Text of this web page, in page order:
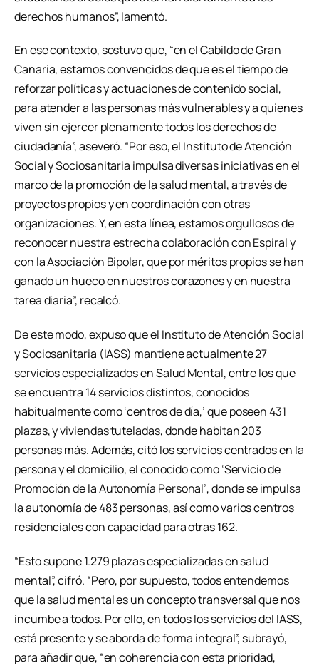
derechos humanos”, lamentó.
En ese contexto, sostuvo que, “en el Cabildo de Gran
Canaria, estamos convencidos de que es el tiempo de
reforzar políticas y actuaciones de contenido social,
para atender a las personas más vulnerables y a quienes
viven sin ejercer plenamente todos los derechos de
ciudadanía”, aseveró. “Por eso, el Instituto de Atención
Social y Sociosanitaria impulsa diversas iniciativas en el
marco de la promoción de la salud mental, a través de
proyectos propios y en coordinación con otras
organizaciones. Y, en esta línea, estamos orgullosos de
reconocer nuestra estrecha colaboración con Espiral y
con la Asociación Bipolar, que por méritos propios se han
ganado un hueco en nuestros corazones y en nuestra
tarea diaria”, recalcó.
De este modo, expuso que el Instituto de Atención Social
y Sociosanitaria (IASS) mantiene actualmente 27
servicios especializados en Salud Mental, entre los que
se encuentra 14 servicios distintos, conocidos
habitualmente como ‘centros de día,’ que poseen 431
plazas, y viviendas tuteladas, donde habitan 203
personas más. Además, citó los servicios centrados en la
persona y el domicilio, el conocido como ‘Servicio de
Promoción de la Autonomía Personal’, donde se impulsa
la autonomía de 483 personas, así como varios centros
residenciales con capacidad para otras 162.
“Esto supone 1.279 plazas especializadas en salud
mental”, cifró. “Pero, por supuesto, todos entendemos
que la salud mental es un concepto transversal que nos
incumbe a todos. Por ello, en todos los servicios del IASS,
está presente y se aborda de forma integral”, subrayó,
para añadir que, “en coherencia con esta prioridad,